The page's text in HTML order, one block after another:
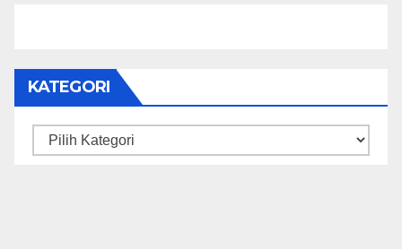
KATEGORI
Kategori